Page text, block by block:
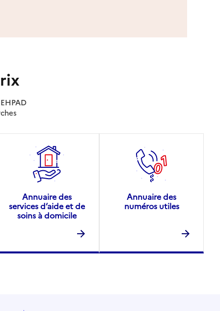
Annuaire des
services d’aide et de
soins à domicile
Annuaire des
numéros utiles